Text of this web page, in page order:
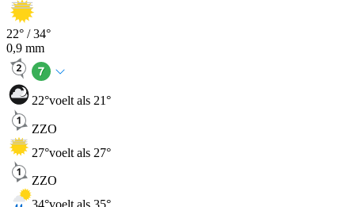
22° /34°
0,9 mm
22°voelt als 21°
ZZO
27°voelt als 27°
ZZO
34°voelt als 35°